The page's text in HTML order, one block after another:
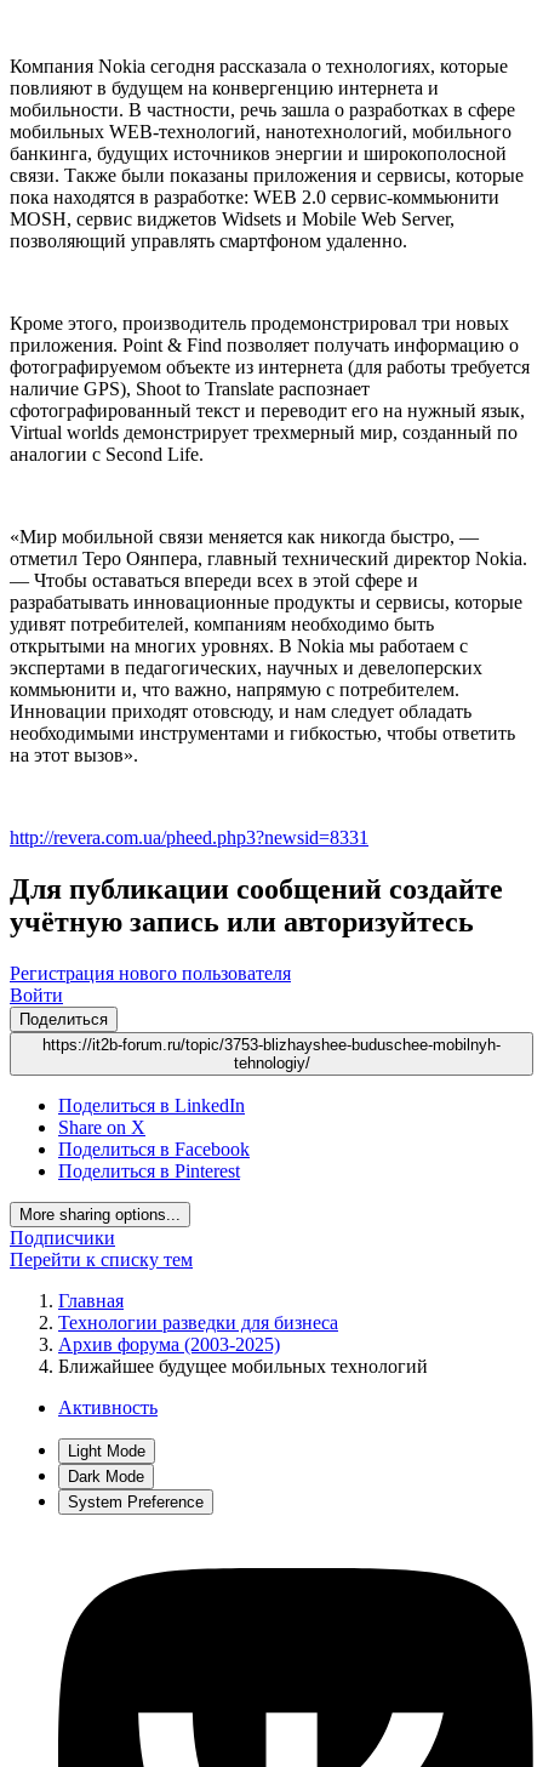
Компания Nokia сегодня рассказала о технологиях, которые
повлияют в будущем на конвергенцию интернета и
мобильности. В частности, речь зашла о разработках в сфере
мобильных WEB-технологий, нанотехнологий, мобильного
банкинга, будущих источников энергии и широкополосной
связи. Также были показаны приложения и сервисы, которые
пока находятся в разработке: WEB 2.0 сервис-коммьюнити
MOSH, сервис виджетов Widsets и Mobile Web Server,
позволяющий управлять смартфоном удаленно.
Кроме этого, производитель продемонстрировал три новых
приложения. Point & Find позволяет получать информацию о
фотографируемом объекте из интернета (для работы требуется
наличие GPS), Shoot to Translate распознает
сфотографированный текст и переводит его на нужный язык,
Virtual worlds демонстрирует трехмерный мир, созданный по
аналогии с Second Life.
«Мир мобильной связи меняется как никогда быстро, —
отметил Теро Оянпера, главный технический директор Nokia.
— Чтобы оставаться впереди всех в этой сфере и
разрабатывать инновационные продукты и сервисы, которые
удивят потребителей, компаниям необходимо быть
открытыми на многих уровнях. В Nokia мы работаем с
экспертами в педагогических, научных и девелоперских
коммьюнити и, что важно, напрямую с потребителем.
Инновации приходят отовсюду, и нам следует обладать
необходимыми инструментами и гибкостью, чтобы ответить
на этот вызов».
http://revera.com.ua/pheed.php3?newsid=8331
Для публикации сообщений создайте
учётную запись или авторизуйтесь
Регистрация нового пользователя
Войти
Поделиться
https://it2b-forum.ru/topic/3753-blizhayshee-buduschee-mobilnyh-
tehnologiy/
Поделиться в LinkedIn
Share on X
Поделиться в Facebook
Поделиться в Pinterest
More sharing options...
Подписчики
Перейти к списку тем
Главная
Технологии разведки для бизнеса
Архив форума (2003-2025)
Ближайшее будущее мобильных технологий
Активность
Light Mode
Dark Mode
System Preference